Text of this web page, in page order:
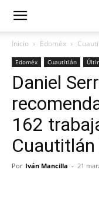
Inicio Edoméx
Edoméx Cuautitlán
Daniel
162
Por Iván Mancilla - 21